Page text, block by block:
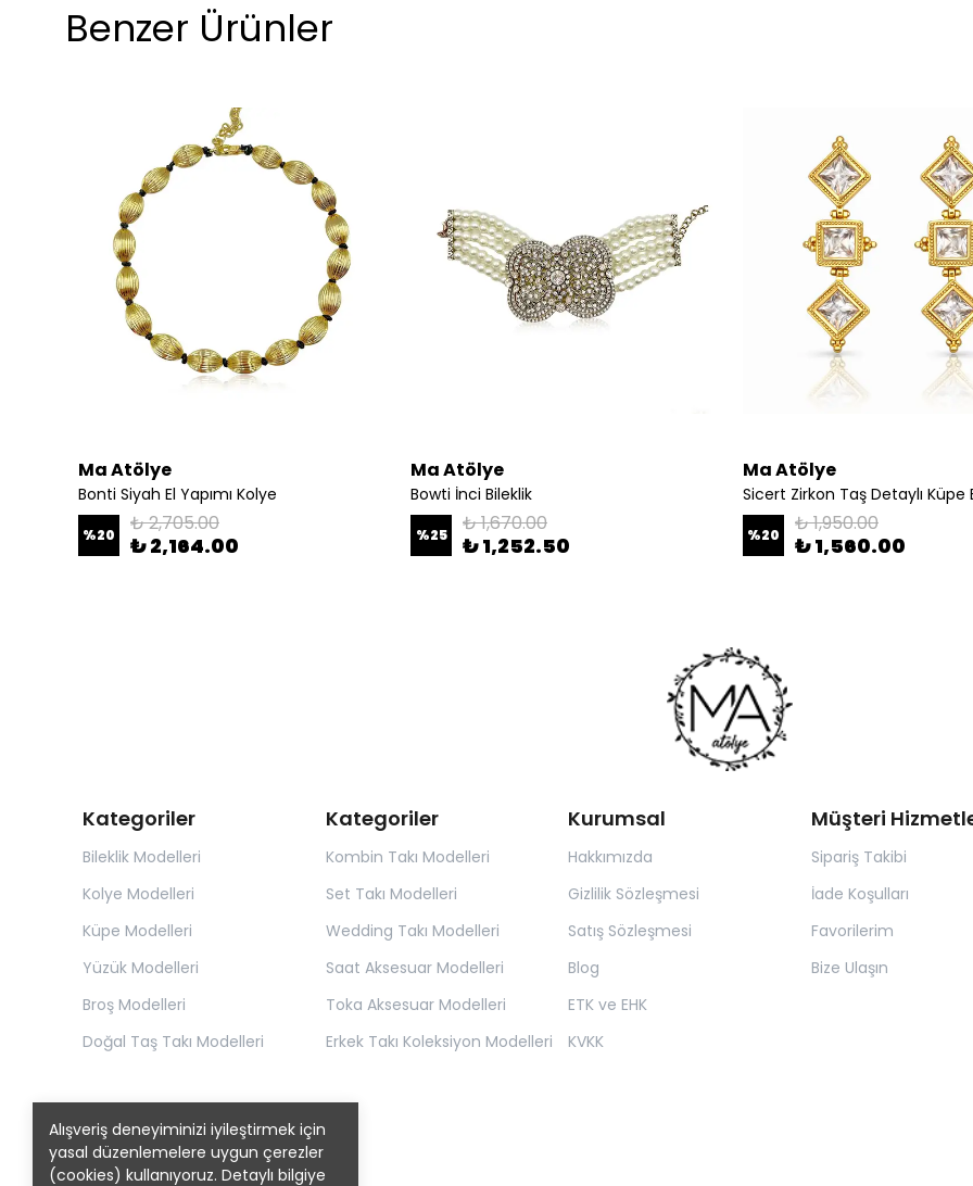
Alışveriş deneyiminizi iyileştirmek için
yasal düzenlemelere uygun çerezler
(cookies) kullanıyoruz. Detaylı bilgiye
Benzer Ürünler
Ma Atölye
Bonti Siyah El Yapımı Kolye
%20 ₺ 2,705.00
₺ 2,164.00
Ma Atölye
Bowti İnci Bileklik
%25 ₺ 1,670.00
₺ 1,252.50
Ma Atölye
Sicert Zirkon Taş Detaylı Küpe
%20 ₺ 1,950.00
₺ 1,560.00
Kategoriler
Bileklik Modelleri
Kolye Modelleri
Küpe Modelleri
Yüzük Modelleri
Broş Modelleri
Doğal Taş Takı Modelleri
Kategoriler
Kombin Takı Modelleri
Set Takı Modelleri
Wedding Takı Modelleri
Saat Aksesuar Modelleri
Toka Aksesuar Modelleri
Erkek Takı Koleksiyon Modelleri
Kurumsal
Hakkımızda
Gizlilik Sözleşmesi
Satış Sözleşmesi
Blog
ETK ve EHK
KVKK
Müşteri
Sipariş Takibi
İade Koşulları
Favorilerim
Bize Ulaşın